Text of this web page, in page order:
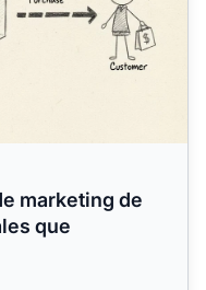
marketing de
que